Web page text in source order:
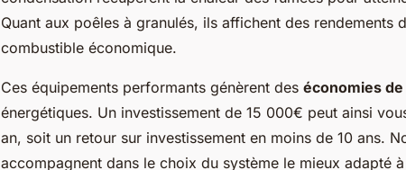
Quant aux poêles à granulés, ils affichent des rendements
combustible économique.
Ces équipements performants génèrent des économies
énergétiques. Un investissement de 15 000€ peut ainsi
an, soit un retour sur investissement en moins de 10 ans.
accompagnent dans le choix du système le mieux adapté